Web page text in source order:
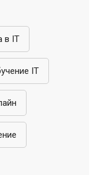
в IT
IT